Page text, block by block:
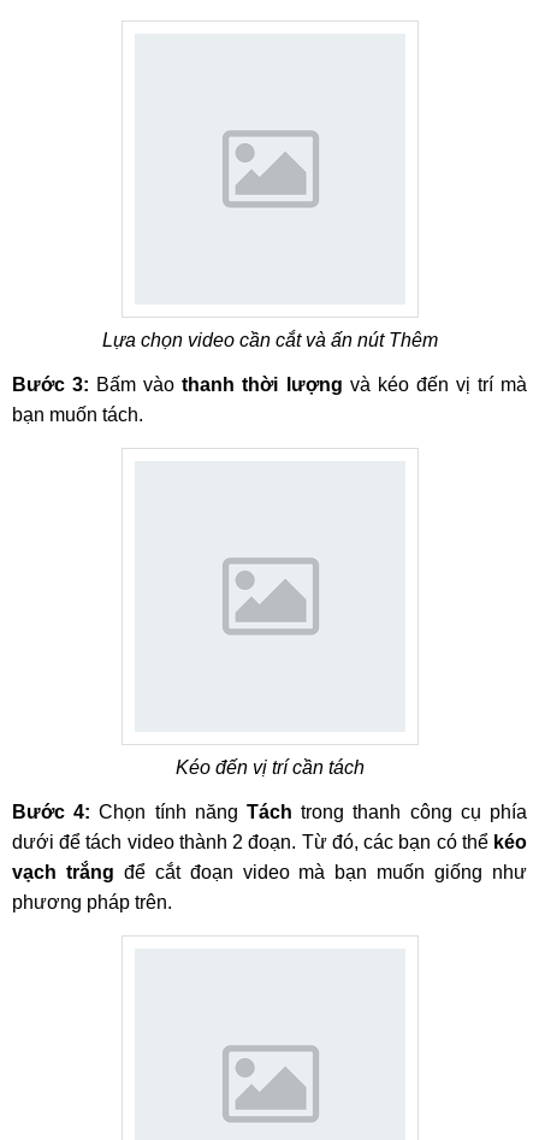
Lựa chọn video cần cắt và ấn nút Thêm
Bước 3: Bấm vàothanh thời lượng và kéo đến vị trí mà
bạn muốn tách.
Kéo đến vị trí cần tách
Bước 4: Chọn tính năngTách trong thanh công cụ phía
dưới để tách video thành 2 đoạn. Từ đó, các bạn có thể kéo
vạch trắng để cắt đoạn video mà bạn muốn giống như
phương pháp trên.